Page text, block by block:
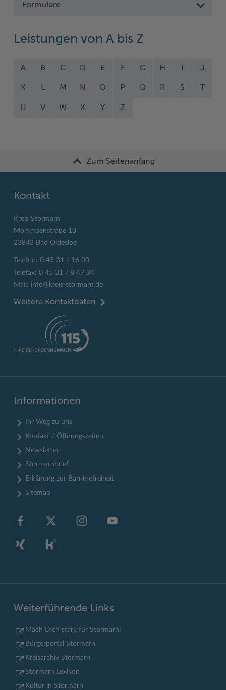
Formulare
Leistungen von A bis Z
A B C D E F G H J
K L M N O P Q R S
U V W X Y Z
Zum Seitenanfang
Kontakt
Kreis Stormarn
Mommsenstraße 13
23843 Bad Oldesloe
Telefon: 0 45 31 / 16 00
Telefax: 0 45 31 / 8 47 34
Mail: info@kreis-stormarn.de
Weitere Kontaktdaten
Informationen
Ihr Weg zu uns
Kontakt / Öffnungszeiten
Newsletter
Stormarnbrief
Erklärung zur Barrierefreiheit
Sitemap
Weiterführende Links
Mach Dich stark für Stormarn!
Bürgerportal Stormarn
Kreisarchiv Stormarn
Stormarn Lexikon
Kultur in Stormarn